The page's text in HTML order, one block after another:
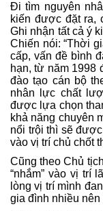
Đi tìm nguyên
kiến được đặt ra,
Ghi nhận tất cả ý
Chiến nói: “Thời
cấp, vấn đề bình
hạn, từ năm 1998
đào tạo cán bộ
nhân lực chất
được lựa chọn
khả năng chuyên
nổi trội thì sẽ
vào vị trí chủ chốt
Cũng theo Chủ
“nhắm” vào vị trí
lòng vị trí mình
gia đình nhiều